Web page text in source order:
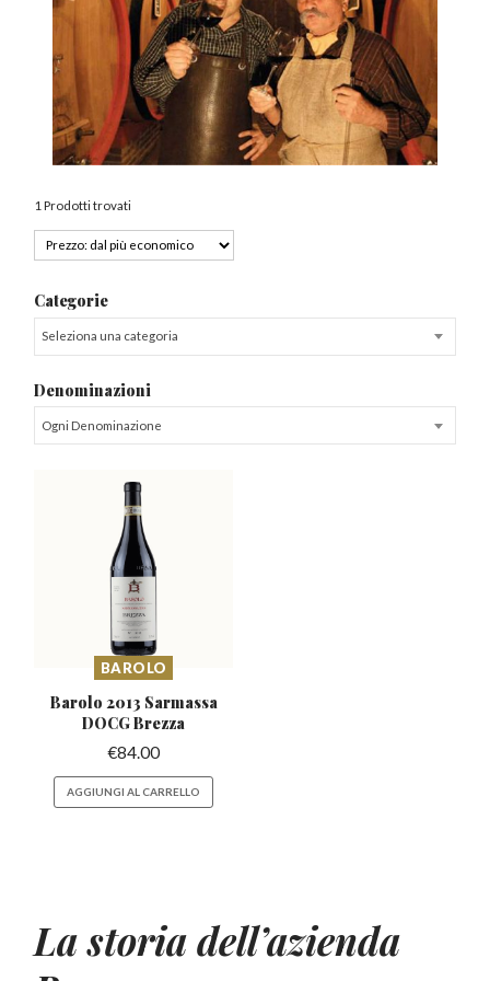
1 Prodotti trovati
Categorie
Seleziona una categoria
Denominazioni
Ogni Denominazione
BAROLO
Barolo 2013 Sarmassa
DOCG Brezza
€84.00
AGGIUNGI AL CARRELLO
La storia dell’azienda